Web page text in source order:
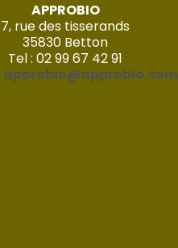
APPROBIO
7, rue des tisserands
35830 Betton
Tel : 02 99 67 42 91
approbio@approbio.com